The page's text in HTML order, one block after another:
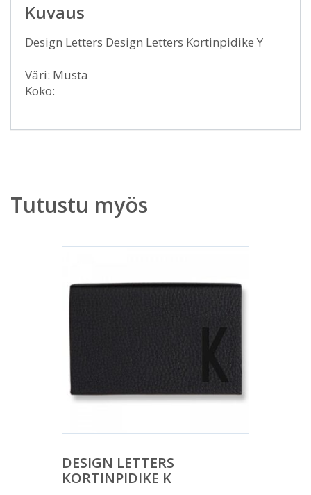
Kuvaus
Design Letters Design Letters Kortinpidike Y
Väri: Musta
Koko:
Tutustu myös
DESIGN LETTERS
KORTINPIDIKE K